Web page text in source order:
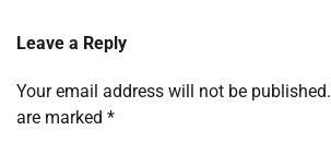
Leave a Reply
Your email address will not be published.
are marked *